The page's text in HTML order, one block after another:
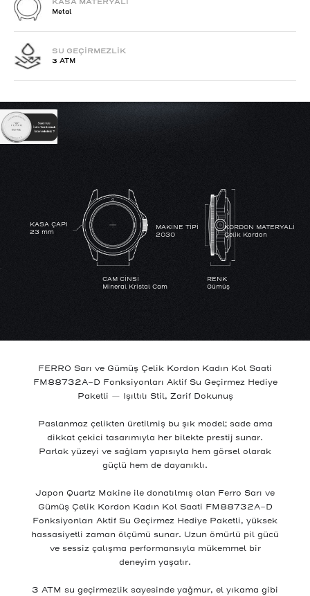
Metal
SU GEÇİRMEZLİK
3 ATM
KASA ÇAPI
23 mm
CAM CİNSİ
Mineral Kristal Cam
MAKİNE TİPİ
2030
RENK
Gümüş
KORDON MATERYALİ
Çelik Kordon
FERRO Sarı ve Gümüş Çelik Kordon Kadın Kol Saati
FM88732A-D Fonksiyonları Aktif Su Geçirmez Hediye
Paketli — Işıltılı Stil, Zarif Dokunuş
Paslanmaz çelikten üretilmiş bu şık model; sade ama
dikkat çekici tasarımıyla her bilekte prestij sunar.
Parlak yüzeyi ve sağlam yapısıyla hem görsel olarak
güçlü hem de dayanıklı.
Japon Quartz Makine ile donatılmış olan Ferro Sarı ve
Gümüş Çelik Kordon Kadın Kol Saati FM88732A-D
Fonksiyonları Aktif Su Geçirmez Hediye Paketli, yüksek
hassasiyetli zaman ölçümü sunar. Uzun ömürlü pil gücü
ve sessiz çalışma performansıyla mükemmel bir
deneyim yaşatır.
3 ATM su geçirmezlik sayesinde yağmur, el yıkama gibi